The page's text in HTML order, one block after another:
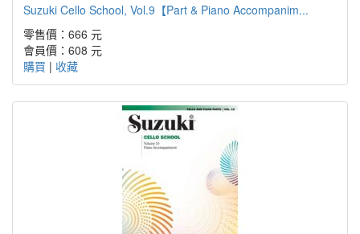
Suzuki Cello School, Vol.9【Part & Piano Accompanim...
零售價：666 元
會員價：608 元
購買 | 收藏